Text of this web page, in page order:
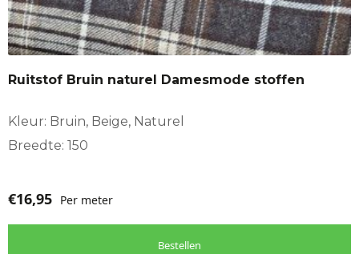
Ruitstof Bruin naturel Damesmode stoffen
Kleur: Bruin, Beige, Naturel
Breedte: 150
€16,95 Per meter
Bestellen